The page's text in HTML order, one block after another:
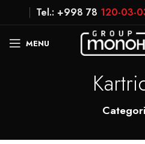
Tel.: +998 78 120-03-
MENU